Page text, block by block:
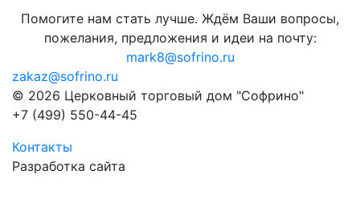
Помогите нам стать лучше. Ждём Ваши вопросы,
пожелания, предложения и идеи на почту:
mark8@sofrino.ru
zakaz@sofrino.ru
© 2026 Церковный торговый дом "Софрино"
+7 (499) 550-44-45
Контакты
Разработка сайта